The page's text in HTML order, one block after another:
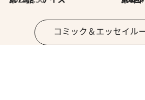
コミック＆エッセイル